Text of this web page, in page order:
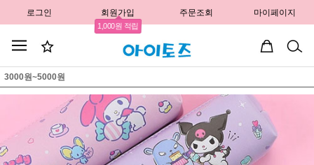
로그인 회원가입
1,000원 적립
주문조회 마이페이지
3000원~5000원